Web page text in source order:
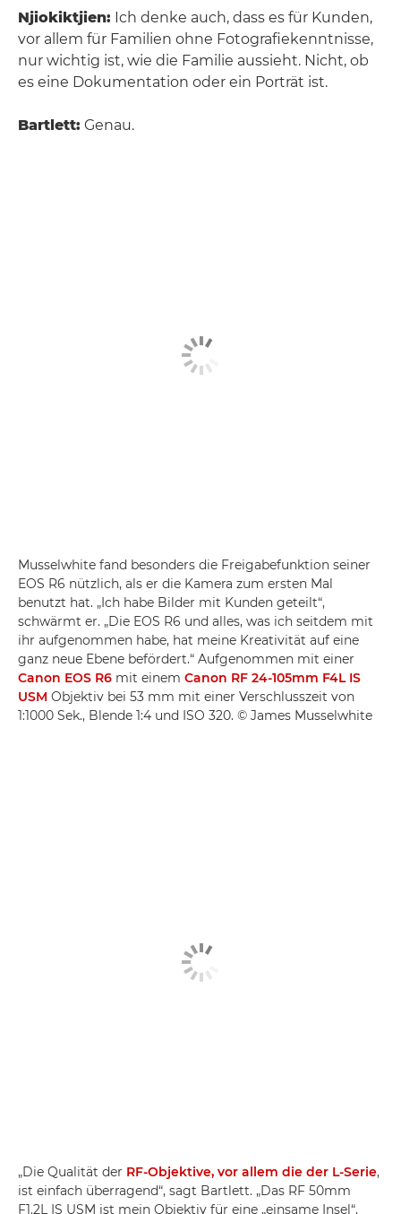
Njiokiktjien: Ich denke auch, dass es für Kunden,
vor allem für Familien ohne Fotografiekenntnisse,
nur wichtig ist, wie die Familie aussieht. Nicht, ob
es eine Dokumentation oder ein Porträt ist.
Bartlett: Genau.
Musselwhite fand besonders die Freigabefunktion seiner
EOS R6 nützlich, als er die Kamera zum ersten Mal
benutzt hat. „Ich habe Bilder mit Kunden geteilt“,
schwärmt er. „Die EOS R6 und alles, was ich seitdem mit
ihr aufgenommen habe, hat meine Kreativität auf eine
ganz neue Ebene befördert.“ Aufgenommen mit einer
Canon EOS R6 mit einem Canon RF 24-105mm F4L IS
USM Objektiv bei 53 mm mit einer Verschlusszeit von
1:1000 Sek., Blende 1:4 und ISO 320. © James Musselwhite
„Die Qualität der RF-Objektive, vor allem die der L-Serie,
ist einfach überragend“, sagt Bartlett. „Das RF 50mm
F1.2L IS USM ist mein Objektiv für eine „einsame Insel“,